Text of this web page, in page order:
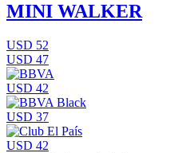
MINI WALKER
USD 52
USD 47
USD 42
USD 37
USD 42